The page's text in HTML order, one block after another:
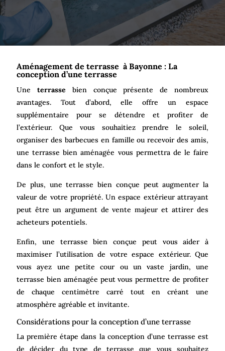
Aménagement de terrasse à Bayonne : La
conception d’une terrasse
Une terrasse bien conçue présente de nombreux
avantages. Tout d’abord, elle offre un espace
supplémentaire pour se détendre et profiter de
l’extérieur. Que vous souhaitiez prendre le soleil,
organiser des barbecues en famille ou recevoir des amis,
une terrasse bien aménagée vous permettra de le faire
dans le confort et le style.
De plus, une terrasse bien conçue peut augmenter la
valeur de votre propriété. Un espace extérieur attrayant
peut être un argument de vente majeur et attirer des
acheteurs potentiels.
Enfin, une terrasse bien conçue peut vous aider à
maximiser l’utilisation de votre espace extérieur. Que
vous ayez une petite cour ou un vaste jardin, une
terrasse bien aménagée peut vous permettre de profiter
de chaque centimètre carré tout en créant une
atmosphère agréable et invitante.
Considérations pour la conception d’une terrasse
La première étape dans la conception d’une terrasse est
de décider du type de terrasse que vous souhaitez